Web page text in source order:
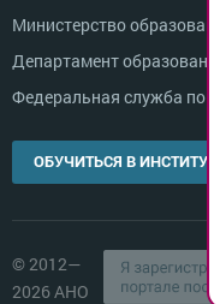
Министерство
Департамент
Федеральная служба по
ОБУЧИТЬСЯ В ИНСТИТУТЕ
© 2012—
2026 АНО